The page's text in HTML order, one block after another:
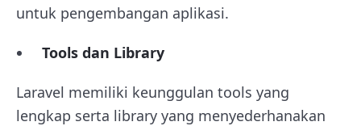
untuk pengembangan aplikasi.
Tools dan Library
Laravel memiliki keunggulan tools yang
lengkap serta library yang menyederhanakan